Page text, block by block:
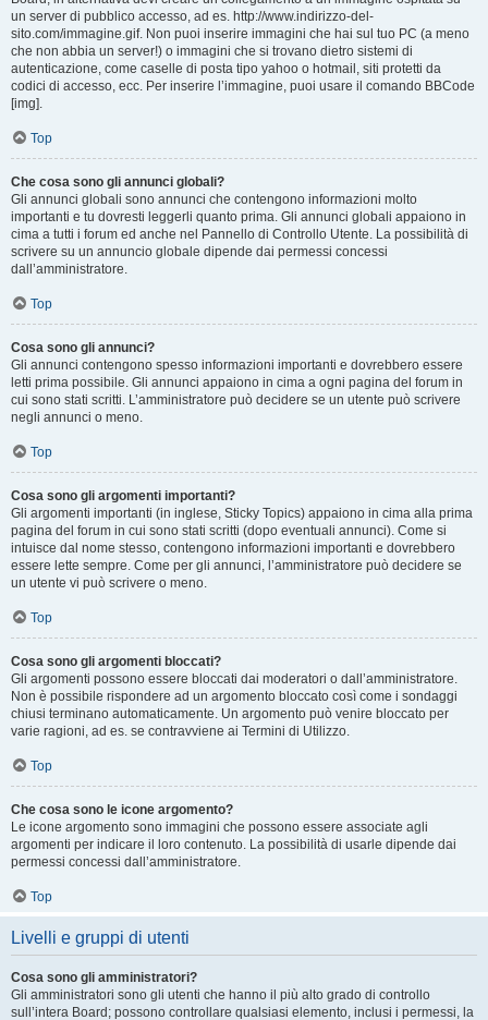
un server di pubblico accesso, ad es. http://www.indirizzo-del-
sito.com/immagine.gif. Non puoi inserire immagini che hai sul tuo PC (a meno
che non abbia un server!) o immagini che si trovano dietro sistemi di
autenticazione, come caselle di posta tipo yahoo o hotmail, siti protetti da
codici di accesso, ecc. Per inserire l’immagine, puoi usare il comando BBCode
[img].
Top
Che cosa sono gli annunci globali?
Gli annunci globali sono annunci che contengono informazioni molto
importanti e tu dovresti leggerli quanto prima. Gli annunci globali appaiono in
cima a tutti i forum ed anche nel Pannello di Controllo Utente. La possibilità di
scrivere su un annuncio globale dipende dai permessi concessi
dall’amministratore.
Top
Cosa sono gli annunci?
Gli annunci contengono spesso informazioni importanti e dovrebbero essere
letti prima possibile. Gli annunci appaiono in cima a ogni pagina del forum in
cui sono stati scritti. L’amministratore può decidere se un utente può scrivere
negli annunci o meno.
Top
Cosa sono gli argomenti importanti?
Gli argomenti importanti (in inglese, Sticky Topics) appaiono in cima alla prima
pagina del forum in cui sono stati scritti (dopo eventuali annunci). Come si
intuisce dal nome stesso, contengono informazioni importanti e dovrebbero
essere lette sempre. Come per gli annunci, l’amministratore può decidere se
un utente vi può scrivere o meno.
Top
Cosa sono gli argomenti bloccati?
Gli argomenti possono essere bloccati dai moderatori o dall’amministratore.
Non è possibile rispondere ad un argomento bloccato così come i sondaggi
chiusi terminano automaticamente. Un argomento può venire bloccato per
varie ragioni, ad es. se contravviene ai Termini di Utilizzo.
Top
Che cosa sono le icone argomento?
Le icone argomento sono immagini che possono essere associate agli
argomenti per indicare il loro contenuto. La possibilità di usarle dipende dai
permessi concessi dall’amministratore.
Top
Livelli e gruppi di utenti
Cosa sono gli amministratori?
Gli amministratori sono gli utenti che hanno il più alto grado di controllo
sull’intera Board; possono controllare qualsiasi elemento, inclusi i permessi, la